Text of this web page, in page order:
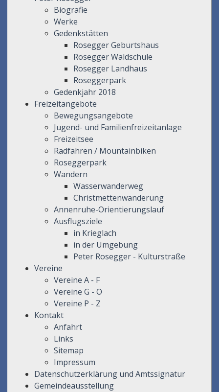
Biografie
Werke
Gedenkstätten
Rosegger Geburtshaus
Rosegger Waldschule
Rosegger Landhaus
Roseggerpark
Gedenkjahr 2018
Freizeitangebote
Bewegungsangebote
Jugend- und Familienfreizeitanlage
Freizeitsee
Radfahren / Mountainbiken
Roseggerpark
Wandern
Wasserwanderweg
Christmettenwanderung
Annenruhe-Orientierungslauf
Ausflugsziele
in Krieglach
in der Umgebung
Peter Rosegger - Kulturstraße
Vereine
Vereine A - F
Vereine G - O
Vereine P - Z
Kontakt
Anfahrt
Links
Sitemap
Impressum
Datenschutzerklärung und Amtssignatur
Gemeindeausstellung